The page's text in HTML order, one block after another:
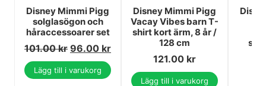
Disney Mimmi Pigg
solglasögon och
håraccessoarer set
101.00kr 96.00 kr
Lägg till i varukorg
Disney Mimmi Pigg
Vacay Vibes barn T-
shirt kort ärm, 8 år /
128 cm
121.00 kr
Lägg till i varukorg